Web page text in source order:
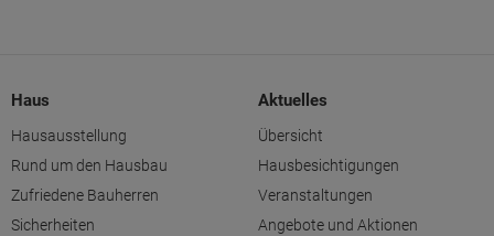
Haus
Hausausstellung
Rund um den Hausbau
Zufriedene Bauherren
Sicherheiten
Aktuelles
Übersicht
Hausbesichtigungen
Veranstaltungen
Angebote und Aktionen